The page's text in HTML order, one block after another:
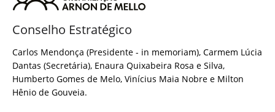
Conselho Estratégico
Carlos Mendonça (Presidente - in memoriam), Carmem Lúcia
Dantas (Secretária), Enaura Quixabeira Rosa e Silva,
Humberto Gomes de Melo, Vinícius Maia Nobre e Milton
Hênio de Gouveia.